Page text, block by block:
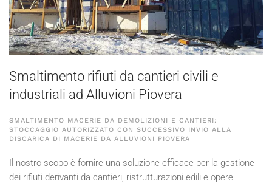
Smaltimento rifiuti da cantieri civili e
industriali ad Alluvioni Piovera
SMALTIMENTO MACERIE DA DEMOLIZIONI E CANTIERI:
STOCCAGGIO AUTORIZZATO CON SUCCESSIVO INVIO ALLA
DISCARICA DI MACERIE DA ALLUVIONI PIOVERA
Il nostro scopo è fornire una soluzione efficace per la gestione
dei rifiuti derivanti da cantieri, ristrutturazioni edili e opere